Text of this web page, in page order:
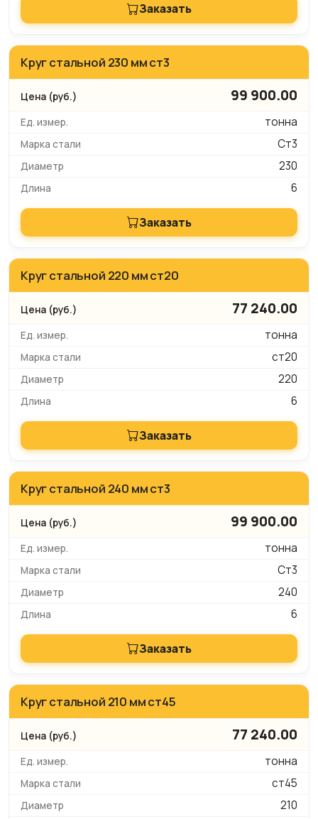
Заказать
Круг стальной 230 мм ст3
99 900.00
тонна
Ст3
230
6
Заказать
Круг стальной 220 мм ст20
77 240.00
тонна
ст20
220
6
Заказать
Круг стальной 240 мм ст3
99 900.00
тонна
Ст3
240
6
Заказать
Круг стальной 210 мм ст45
77 240.00
тонна
ст45
210